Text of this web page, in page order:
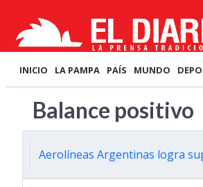
INICIO LA PAMPA PAÍS MUNDO
Balance positivo
Aerolíneas Argentinas logra